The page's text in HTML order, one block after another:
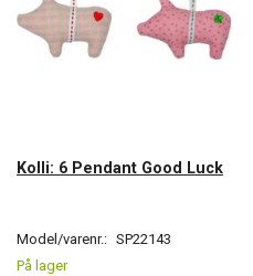
Kolli: 6 Pendant Good Luck
Model/varenr.: SP22143
På lager